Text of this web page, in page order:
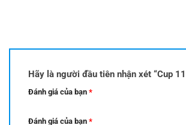
Hãy là người đầu tiên nhận xét “Cup
Đánh giá của bạn *
Đánh giá của bạn *